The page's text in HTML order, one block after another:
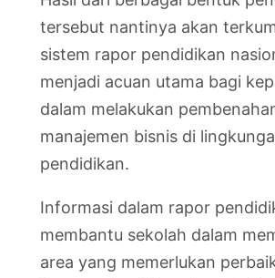
tersebut nantinya akan
sistem rapor pendidikan
menjadi acuan utama bagi
dalam melakukan
manajemen bisnis di
pendidikan.
Informasi dalam rapor
membantu sekolah dalam
area yang memerlukan